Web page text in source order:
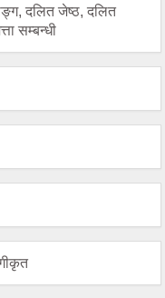
दलित जेष्ठ, दलित
सम्बन्धी